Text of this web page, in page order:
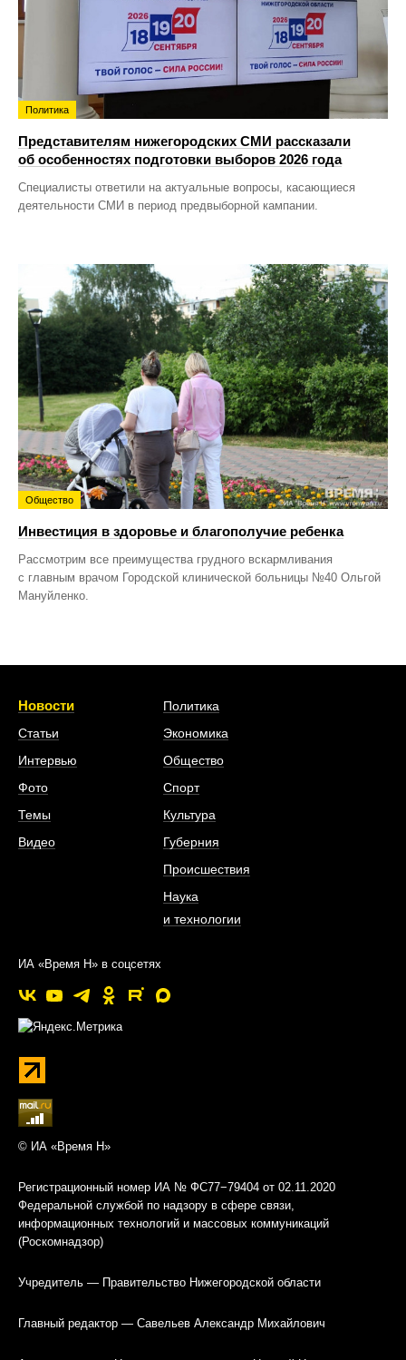
Политика
Представителям нижегородских СМИ рассказали
об особенностях подготовки выборов 2026 года
Специалисты ответили на актуальные вопросы, касающиеся
деятельности СМИ в период предвыборной кампании.
Общество
Инвестиция в здоровье и благополучие ребенка
Рассмотрим все преимущества грудного вскармливания
с главным врачом Городской клинической больницы №40 Ольгой
Мануйленко.
Новости
Статьи
Интервью
Фото
Темы
Видео
Политика
Экономика
Общество
Спорт
Культура
Губерния
Происшествия
Наука
и технологии
ИА «Время Н» в соцсетях
© ИА «Время Н»
Регистрационный номер ИА № ФС77−79404 от 02.11.2020
Федеральной службой по надзору в сфере связи,
информационных технологий и массовых коммуникаций
(Роскомнадзор)
Учредитель — Правительство Нижегородской области
Главный редактор — Савельев Александр Михайлович